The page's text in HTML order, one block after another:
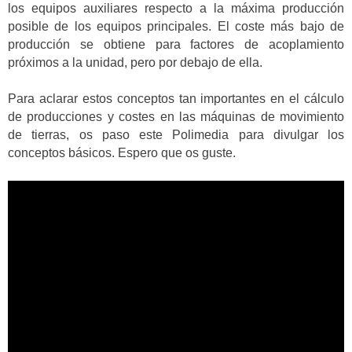
los equipos auxiliares respecto a la máxima producción
posible de los equipos principales. El coste más bajo de
producción se obtiene para factores de acoplamiento
próximos a la unidad, pero por debajo de ella.
Para aclarar estos conceptos tan importantes en el cálculo
de producciones y costes en las máquinas de movimiento
de tierras, os paso este Polimedia para divulgar los
conceptos básicos. Espero que os guste.